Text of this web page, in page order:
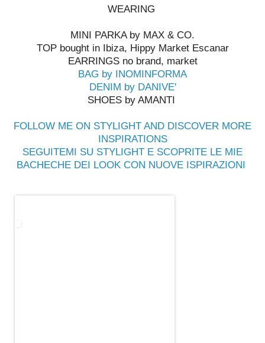
WEARING
MINI PARKA by MAX & CO.
TOP bought in Ibiza, Hippy Market Escanar
EARRINGS no brand, market
BAG by INOMINFORMA
DENIM by DANIVE'
SHOES by AMANTI
FOLLOW ME ON STYLIGHT AND DISCOVER MORE
INSPIRATIONS
SEGUITEMI SU STYLIGHT E SCOPRITE LE MIE
BACHECHE DEI LOOK CON NUOVE ISPIRAZIONI